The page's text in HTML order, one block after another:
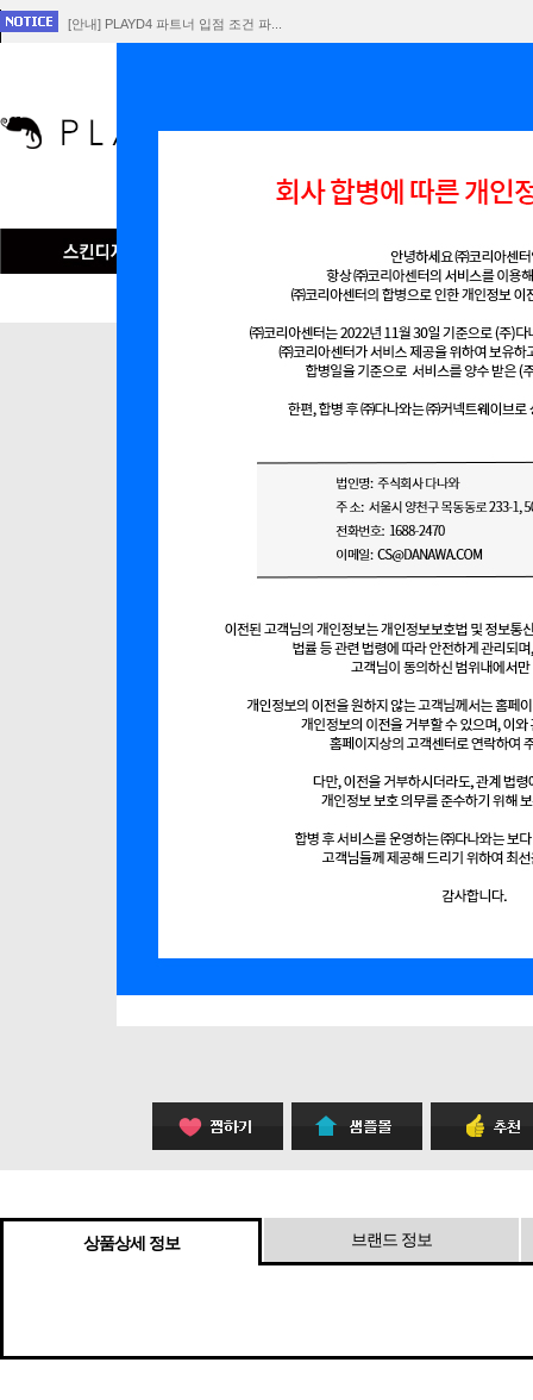
[안내] PLAYD4 파트너 입점 조건 파...
인기검색어 맞춤형
상품상세 정보 브랜드 정보